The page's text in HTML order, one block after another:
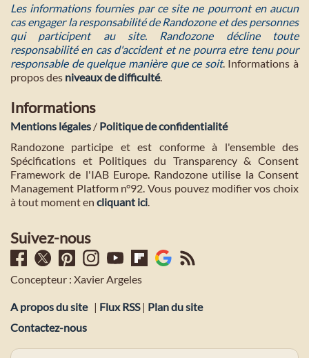
Les informations fournies par ce site ne pourront en aucun
cas engager la responsabilité de Randozone et des personnes
qui participent au site. Randozone décline toute
responsabilité en cas d'accident et ne pourra etre tenu pour
responsable de quelque manière que ce soit. Informations à
propos des niveaux de difficulté.
Informations
Mentions légales / Politique de confidentialité
Randozone participe et est conforme à l'ensemble des
Spécifications et Politiques du Transparency & Consent
Framework de l'IAB Europe. Randozone utilise la Consent
Management Platform n°92. Vous pouvez modifier vos choix
à tout moment en cliquant ici.
Suivez-nous
Concepteur : Xavier Argeles
A propos du site | Flux RSS| Plan du site
Contactez-nous